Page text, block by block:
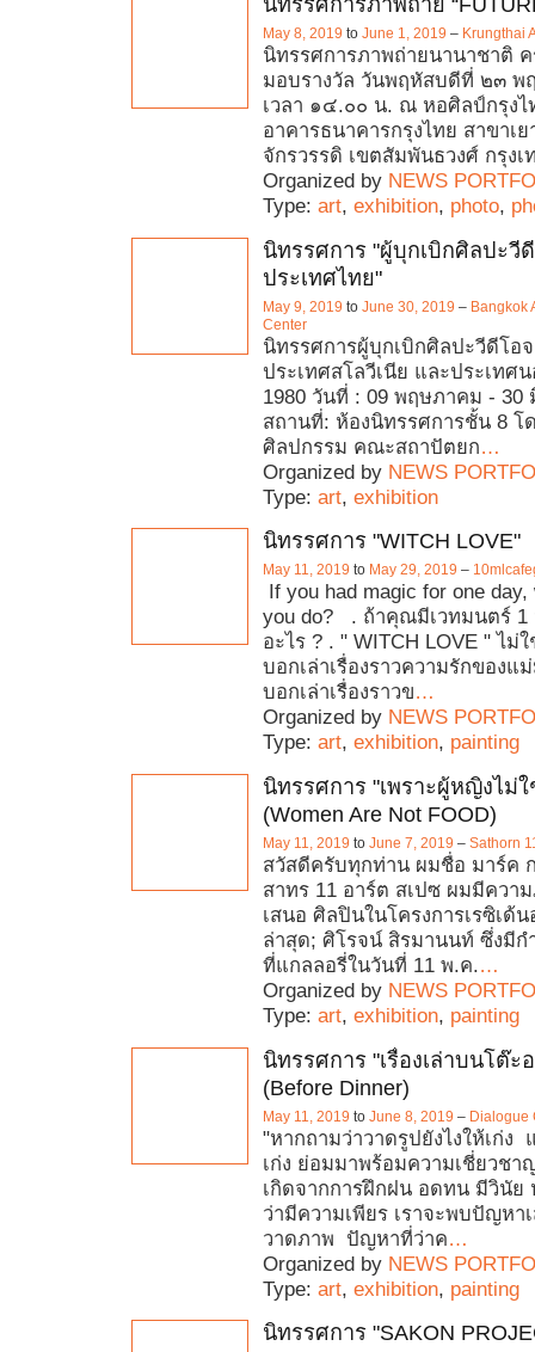
นิทรรศการภาพถ่าย
May 8, 2019 to June 1, 2019 – Krungthai
นิทรรศการภาพถ่ายนานาชาติ
มอบรางวัล วันพฤหัสบดีที่ ๒๓
เวลา ๑๔.๐๐ น. ณ หอศิลป์กรุง
อาคารธนาคารกรุงไทย สาขาเ
จักรวรรดิ เขตสัมพันธวงศ์ กรุงเ
Organized by NEWS
Type: art, exhibition, photo,
นิทรรศการ "ผู้บุกเบิกศิลปะวี
ประเทศไทย"
May 9, 2019 to June 30, 2019 – Bangkok
Center
นิทรรศการผู้บุกเบิกศิลปะวีดีโอ
ประเทศสโลวีเนีย และประเทศ
1980 วันที่ : 09 พฤษภาคม - 30
สถานที่: ห้องนิทรรศการชั้น 8 โ
ศิลปกรรม คณะสถาปัตยก…
Organized by NEWS
Type: art, exhibition
นิทรรศการ "WITCH LOVE"
May 11, 2019 to May 29, 2019 –
If you had magic for one day,
you do? . ถ้าคุณมีเวทมนตร์
อะไร ? . " WITCH LOVE " ไม่
บอกเล่าเรื่องราวความรักของแ
บอกเล่าเรื่องราวข…
Organized by NEWS
Type: art, exhibition, painting
นิทรรศการ "เพราะผู้หญิงไม่
(Women Are Not FOOD)
May 11, 2019 to June 7, 2019 – Sathorn
สวัสดีครับทุกท่าน ผมชื่อ มาร์ค
สาทร 11 อาร์ต สเปซ ผมมีควา
เสนอ ศิลปินในโครงการเรซิเด้
ล่าสุด; ศิโรจน์ สิรมานนท์ ซึ่งมีก
ที่แกลลอรี่ในวันที่ 11 พ.ค.…
Organized by NEWS
Type: art, exhibition, painting
นิทรรศการ "เรื่องเล่าบนโต๊ะ
(Before Dinner)
May 11, 2019 to June 8, 2019 – Dialogue
"หากถามว่าวาดรูปยังไงให้เก่ง
เก่ง ย่อมมาพร้อมความเชี่ยวช
เกิดจากการฝึกฝน อดทน มีวินัย
ว่ามีความเพียร เราจะพบปัญหา
วาดภาพ ปัญหาที่ว่าค…
Organized by NEWS
Type: art, exhibition, painting
นิทรรศการ "SAKON